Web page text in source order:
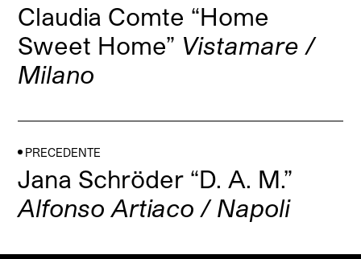
Claudia Comte “Home
Sweet Home” Vistamare /
Milano
PRECEDENTE
Jana Schröder “D. A. M.”
Alfonso Artiaco / Napoli